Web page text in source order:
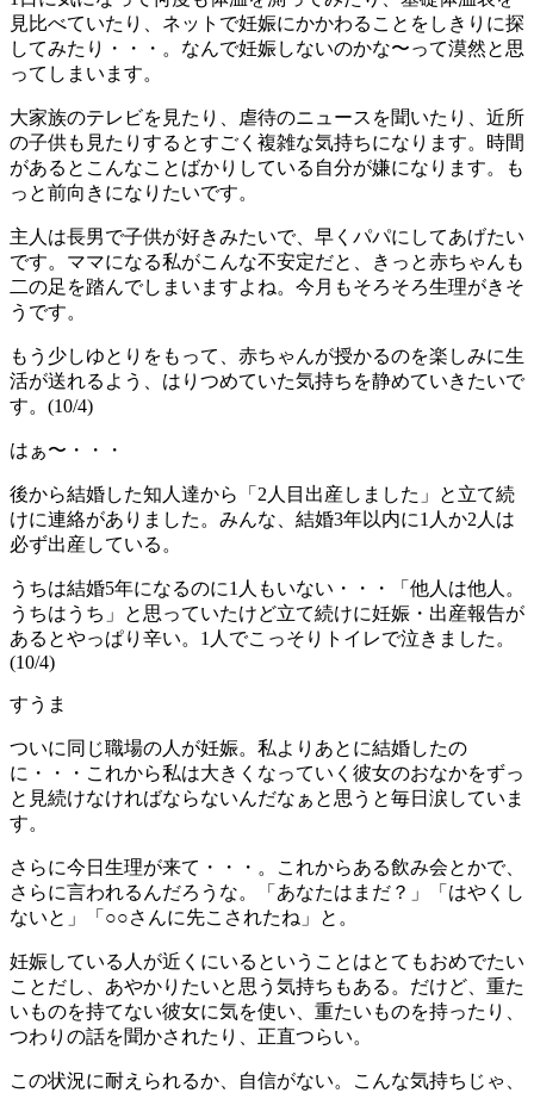
見比べていたり、ネットで妊娠にかかわることをしきりに探
してみたり・・・。なんで妊娠しないのかな〜って漠然と思
ってしまいます。
大家族のテレビを見たり、虐待のニュースを聞いたり、近所
の子供も見たりするとすごく複雑な気持ちになります。時間
があるとこんなことばかりしている自分が嫌になります。も
っと前向きになりたいです。
主人は長男で子供が好きみたいで、早くパパにしてあげたい
です。ママになる私がこんな不安定だと、きっと赤ちゃんも
二の足を踏んでしまいますよね。今月もそろそろ生理がきそ
うです。
もう少しゆとりをもって、赤ちゃんが授かるのを楽しみに生
活が送れるよう、はりつめていた気持ちを静めていきたいで
す。(10/4)
はぁ〜・・・
後から結婚した知人達から「2人目出産しました」と立て続
けに連絡がありました。みんな、結婚3年以内に1人か2人は
必ず出産している。
うちは結婚5年になるのに1人もいない・・・「他人は他人。
うちはうち」と思っていたけど立て続けに妊娠・出産報告が
あるとやっぱり辛い。1人でこっそりトイレで泣きました。
(10/4)
すうま
ついに同じ職場の人が妊娠。私よりあとに結婚したの
に・・・これから私は大きくなっていく彼女のおなかをずっ
と見続けなければならないんだなぁと思うと毎日涙していま
す。
さらに今日生理が来て・・・。これからある飲み会とかで、
さらに言われるんだろうな。「あなたはまだ？」「はやくし
ないと」「○○さんに先こされたね」と。
妊娠している人が近くにいるということはとてもおめでたい
ことだし、あやかりたいと思う気持ちもある。だけど、重た
いものを持てない彼女に気を使い、重たいものを持ったり、
つわりの話を聞かされたり、正直つらい。
この状況に耐えられるか、自信がない。こんな気持ちじゃ、